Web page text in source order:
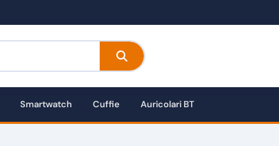
Smartwatch Cuffie Auricolari BT